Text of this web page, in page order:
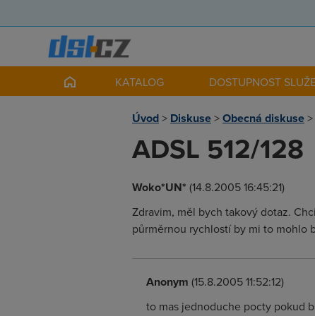
KATALOG DOSTUPNOST
Úvod> Diskuse>Obecná diskuse>
ADSL 512/128
Woko*UN* (14.8.2005 16:45:21)
Zdravim, měl bych takový dotaz.
půrměrnou rychlostí by mi to mohlo
Anonym (15.8.2005 11:52:12)
to mas jednoduche pocty pokud